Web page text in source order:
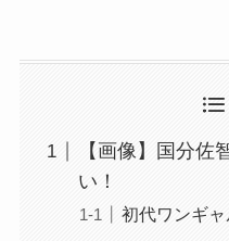
【画像】国分佐
い！
初代ワンギ